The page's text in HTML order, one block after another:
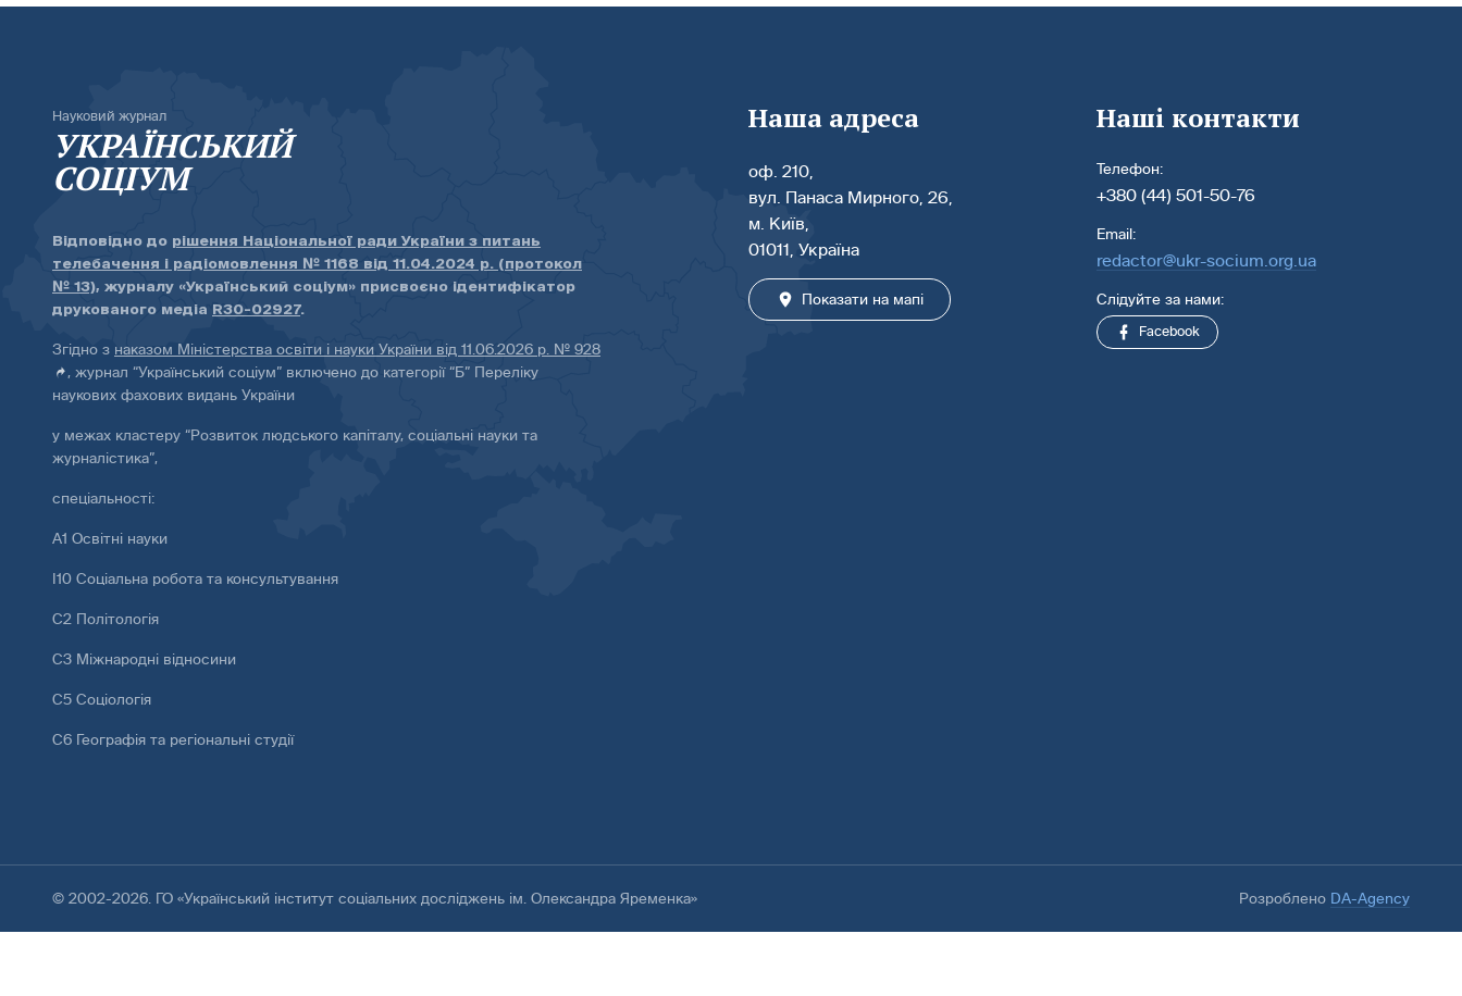
Науковий журнал
УКРАЇНСЬКИЙ
СОЦІУМ
Відповідно до рішення Національної ради України з питань
телебачення і радіомовлення № 1168 від 11.04.2024 р. (протокол
№ 13), журналу «Український соціум» присвоєно ідентифікатор
друкованого медіа R30-02927.
Згідно з наказом Міністерства освіти і науки України від 11.06.2026 р. № 928
, журнал “Український соціум” включено до категорії “Б” Переліку
наукових фахових видань України
у межах кластеру “Розвиток людського капіталу, соціальні науки та
журналістика”,
спеціальності:
А1 Освітні науки
І10 Соціальна робота та консультування
С2 Політологія
С3 Міжнародні відносини
С5 Соціологія
С6 Географія та регіональні студії
Наша адреса
оф. 210,
вул. Панаса Мирного, 26,
м. Київ,
01011, Україна
Показати на мапі
Наші контакти
Телефон:
+380 (44) 501-50-76
Email:
redactor@ukr-socium.org.ua
Слідуйте за нами:
Facebook
© 2002-2026. ГО «Український інститут соціальних досліджень ім. Олександра Яременка» Розроблено DA-Agency